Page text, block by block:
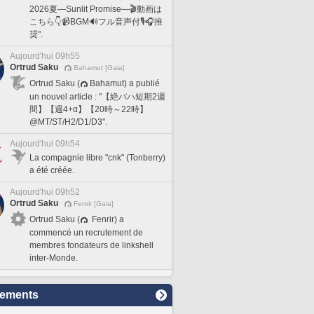
2026夏―Sunlit Promise―🎬動画は
こちら👇📹BGM🔊フル音声付🎙️🎧推
奨".
Aujourd'hui 09h55
Ortrud Saku
Bahamut [Gaia]
Ortrud Saku (
Bahamut) a publié
un nouvel article : "【絶バハ短期2週
間】【週4+α】【20時～22時】
@MT/ST/H2/D1/D3".
Aujourd'hui 09h54
La compagnie libre "cnk" (Tonberry)
a été créée.
Aujourd'hui 09h52
Ortrud Saku
Fenrir [Gaia]
Ortrud Saku (
Fenrir) a
commencé un recrutement de
membres fondateurs de linkshell
inter-Monde.